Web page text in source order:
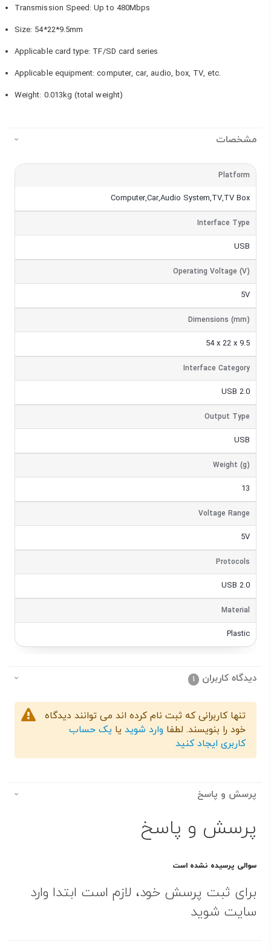
Transmission Speed: Up to 480Mbps
Size: 54*22*9.5mm
Applicable card type: TF/SD card series
Applicable equipment: computer, car, audio, box, TV, etc.
Weight: 0.013kg (total weight)
مشخصات
مشخصات
Platform
Computer,Car,Audio System,TV,TV Box
Interface Type
USB
Operating Voltage (V)
5V
Dimensions (mm)
54 x 22 x 9.5
Interface Category
USB 2.0
Output Type
USB
Weight (g)
13
Voltage Range
5V
Protocols
USB 2.0
Material
Plastic
دیدگاه کاربران 1
تنها کاربرانی که ثبت نام کرده اند می توانند دیدگاه
خود را بنویسند. لطفا وارد شوید یا یک حساب
کاربری ایجاد کنید
پرسش و پاسخ
پرسش و پاسخ
سوالی پرسیده نشده است
برای ثبت پرسش خود، لازم است ابتدا وارد
سایت شوید